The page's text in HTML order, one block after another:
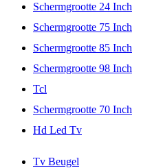
Schermgrootte 24 Inch
Schermgrootte 75 Inch
Schermgrootte 85 Inch
Schermgrootte 98 Inch
Tcl
Schermgrootte 70 Inch
Hd Led Tv
Tv Beugel